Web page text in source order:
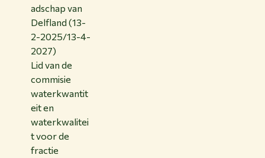
adschap van
Delfland (13-
2-2025/13-4-
2027)
Lid van de
commisie
waterkwantit
eit en
waterkwalitei
t voor de
fractie